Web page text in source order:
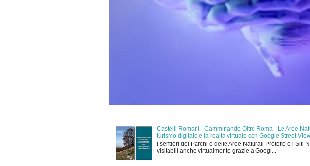
Castelli Romani - Camminando Oltre Roma - Le Aree
turismo digitale e la realtà virtuale con Google Street
I sentieri dei Parchi e delle Aree Naturali Protette e i Siti
visitabili anche virtualmente grazie a Googl...